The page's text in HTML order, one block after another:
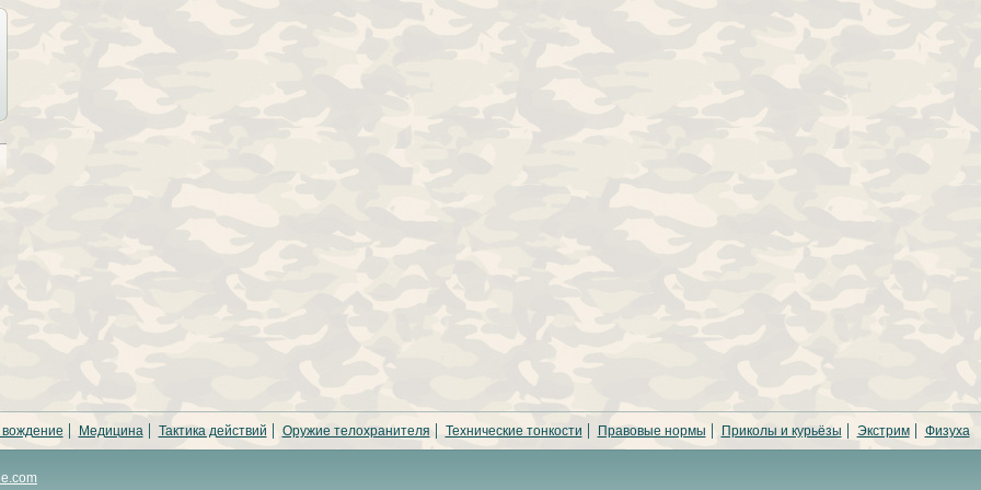
Медицина Тактика действий Оружие телохранителя Технические тонкости Правовые нормы Приколы и курьёзы Экстрим Физуха